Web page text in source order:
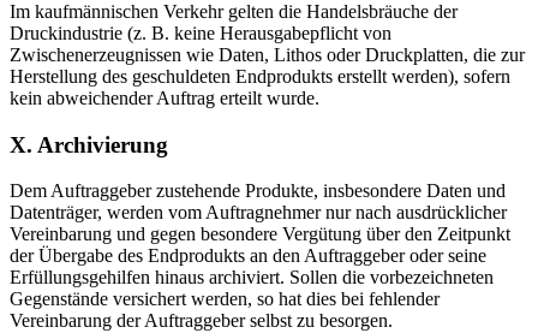
Im kaufmännischen Verkehr gelten die Handelsbräuche der
Druckindustrie (z. B. keine Herausgabepflicht von
Zwischenerzeugnissen wie Daten, Lithos oder Druckplatten, die zur
Herstellung des geschuldeten Endprodukts erstellt werden), sofern
kein abweichender Auftrag erteilt wurde.
X. Archivierung
Dem Auftraggeber zustehende Produkte, insbesondere Daten und
Datenträger, werden vom Auftragnehmer nur nach ausdrücklicher
Vereinbarung und gegen besondere Vergütung über den Zeitpunkt
der Übergabe des Endprodukts an den Auftraggeber oder seine
Erfüllungsgehilfen hinaus archiviert. Sollen die vorbezeichneten
Gegenstände versichert werden, so hat dies bei fehlender
Vereinbarung der Auftraggeber selbst zu besorgen.